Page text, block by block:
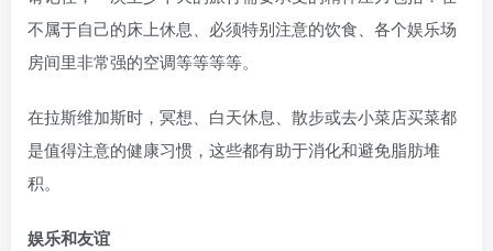
不属于自己的床上休息、必须特别注意的饮食、各个娱乐场
房间里非常强的空调等等等等。
在拉斯维加斯时，冥想、白天休息、散步或去小菜店买菜都
是值得注意的健康习惯，这些都有助于消化和避免脂肪堆
积。
娱乐和友谊